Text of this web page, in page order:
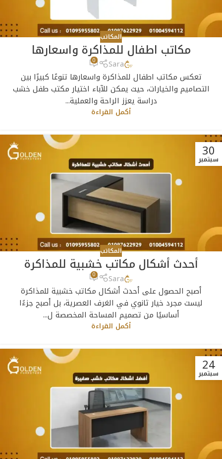
المكاتب
مكاتب اطفال للمذاكرة واسعارها
Sara
0
تعكس مكاتب اطفال للمذاكرة واسعارها تنوعًا كبيرًا بين
التصاميم والخيارات، حيث يمكن للآباء اختيار مكتب طفل خشب
دراسة يعزز الراحة والعملية...
أكمل القراءة
30
سبتمبر
المكاتب
أحدث أشكال مكاتب خشبية للمذاكرة
Sara
0
أصبح الحصول على أحدث أشكال مكاتب خشبية للمذاكرة
ليست مجرد خيار ثانوي في الغرف العصرية، بل أصبح جزءًا
أساسيًا من تصميم المساحة المخصصة ل...
أكمل القراءة
24
سبتمبر